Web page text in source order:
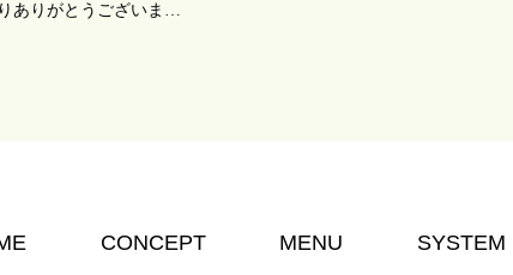
ありがとうございま
CONCEPT MENU SYSTEM